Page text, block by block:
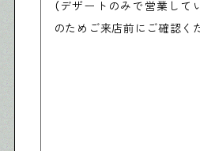
（デザートのみで営業して
のためご来店前にご確認く